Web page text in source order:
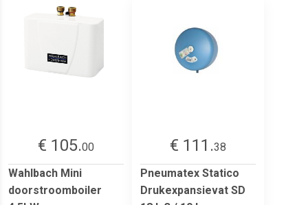
€ 105.00
Wahlbach Mini
doorstroomboiler
€ 111.38
Pneumatex Statico
Drukexpansievat SD